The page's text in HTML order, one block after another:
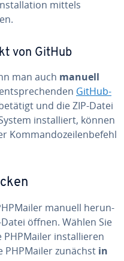
mittels
von GitHub
man auch manuell
GitHub-
und die ZIP-Datei
in­stal­liert, können
Kom­man­do­zei­len­be­fehl
manuell her­un­
öffnen. Wählen Sie
in­stal­lie­ren
PHPMailer zunächst in